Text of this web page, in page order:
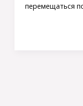
перемещаться